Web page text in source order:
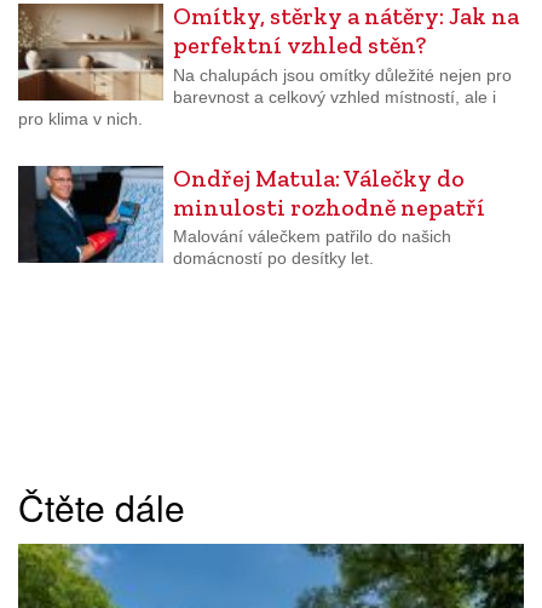
Omítky, stěrky a nátěry: Jak na
perfektní vzhled stěn?
Na chalupách jsou omítky důležité nejen pro
barevnost a celkový vzhled místností, ale i
pro klima v nich.
Ondřej Matula: Válečky do
minulosti rozhodně nepatří
Malování válečkem patřilo do našich
domácností po desítky let.
Čtěte dále